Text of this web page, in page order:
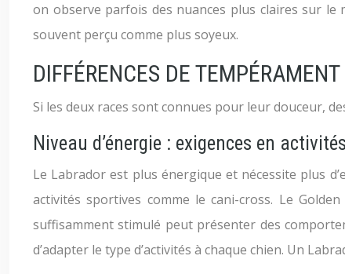
on observe parfois des nuances plus claires sur
souvent perçu comme plus soyeux.
DIFFÉRENCES DE
Si les deux races sont connues pour leur douceur,
Niveau d’énergie : exigences en activités
Le Labrador est plus énergique et nécessite plus
activités sportives comme le cani-cross. Le
suffisamment stimulé peut présenter des
d’adapter le type d’activités à chaque chien. Un